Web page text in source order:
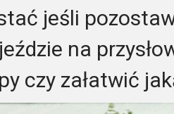
jeśli
na
czy załatwić